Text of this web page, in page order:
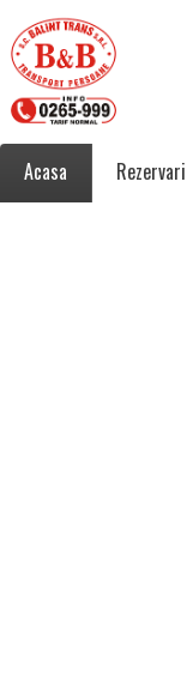
Acasa Rezervari